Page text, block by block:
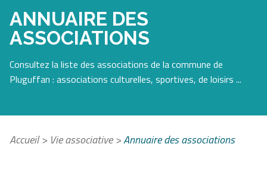
ANNUAIRE DES
ASSOCIATIONS
Consultez la liste des associations de la commune de
Pluguffan : associations culturelles, sportives, de loisirs ...
Accueil> Vie associative>Annuaire des associations